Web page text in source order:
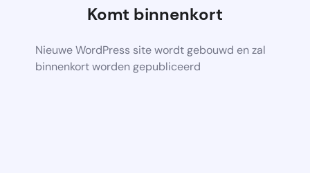
Komt binnenkort
Nieuwe WordPress site wordt gebouwd en zal
binnenkort worden gepubliceerd